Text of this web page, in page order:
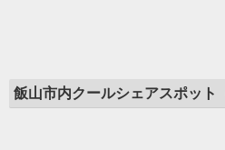
飯山市内クールシェアスポット